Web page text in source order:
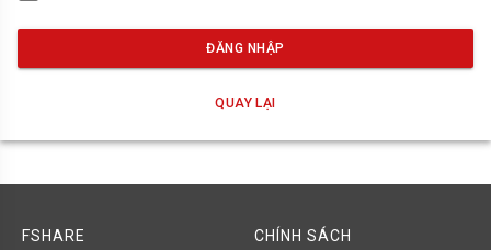
ĐĂNG NHẬP
QUAY LẠI
FSHARE
CHÍNH SÁCH